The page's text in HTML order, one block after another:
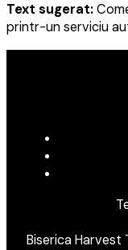
Text sugerat:
printr-un serviciu
Biserica Harvest